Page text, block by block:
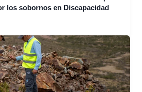
los sobornos en Discapacidad